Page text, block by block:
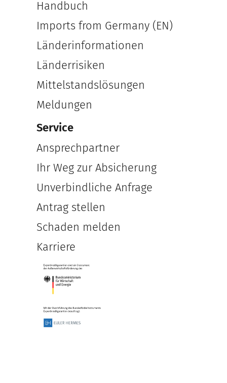
Handbuch
Imports from Germany (EN)
Länderinformationen
Länderrisiken
Mittelstandslösungen
Meldungen
Service
Ansprechpartner
Ihr Weg zur Absicherung
Unverbindliche Anfrage
Antrag stellen
Schaden melden
Karriere